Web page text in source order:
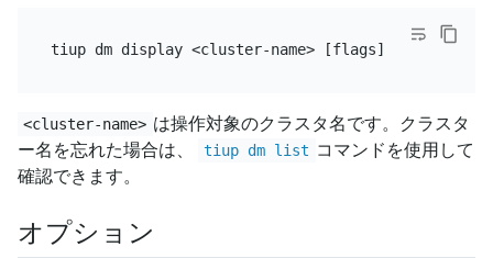
<cluster-name> は操作対象のクラスタ名です。クラスタ
ー名を忘れた場合は、
tiup dm list コマンドを使用して
確認できます。
オプション